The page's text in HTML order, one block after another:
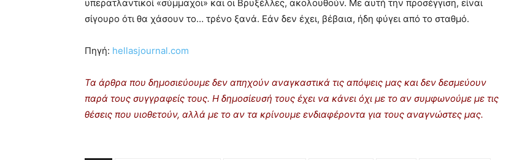
υπερατλαντικοί «σύμμαχοι» και οι Βρυξέλλες, ακολουθούν. Με αυτή την προσέγγιση, είναι
σίγουρο ότι θα χάσουν το… τρένο ξανά. Εάν δεν έχει, βέβαια, ήδη φύγει από το σταθμό.
Πηγή: hellasjournal.com
Τα άρθρα που δημοσιεύουμε δεν απηχούν αναγκαστικά τις απόψεις μας και δεν δεσμεύουν
παρά τους συγγραφείς τους. Η δημοσίευσή τους έχει να κάνει όχι με το αν συμφωνούμε με τις
θέσεις που υιοθετούν, αλλά με το αν τα κρίνουμε ενδιαφέροντα για τους αναγνώστες μας.